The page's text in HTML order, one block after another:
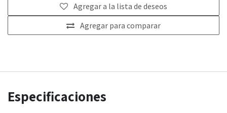
Agregar para comparar
Agregar a la lista de deseos
Especificaciones